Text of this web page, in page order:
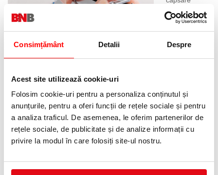
Consimțământ Detalii Despre
Acest site utilizează cookie-uri
Folosim cookie-uri pentru a personaliza conținutul și
anunțurile, pentru a oferi funcții de rețele sociale și pentru
a analiza traficul. De asemenea, le oferim partenerilor de
rețele sociale, de publicitate și de analize informații cu
privire la modul în care folosiți site-ul nostru.
deschisă.
O poti folosi
atat la birou
cat si acasa!